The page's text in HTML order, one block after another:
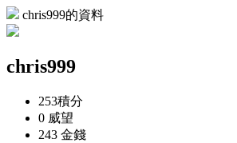
chris999的資料
chris999
253積分
0 威望
243 金錢